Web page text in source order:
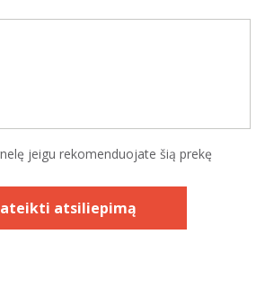
jeigu rekomenduojate šią prekę
atsiliepimą